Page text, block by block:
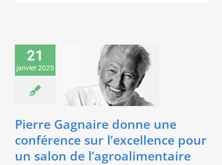
21
janvier 2025
Pierre Gagnaire donne
une conférence sur
l’excellence pour un
salon de
l’agroalimentaire
Gastronomie
Pierre Gagnaire donne une
conférence sur l’excellence pour
un salon de l’agroalimentaire